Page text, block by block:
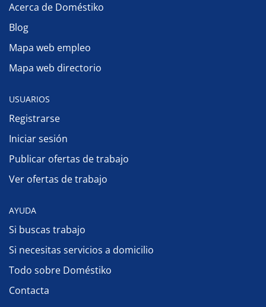
Acerca de Doméstiko
Blog
Mapa web empleo
Mapa web directorio
USUARIOS
Registrarse
Iniciar sesión
Publicar ofertas de trabajo
Ver ofertas de trabajo
AYUDA
Si buscas trabajo
Si necesitas servicios a domicilio
Todo sobre Doméstiko
Contacta